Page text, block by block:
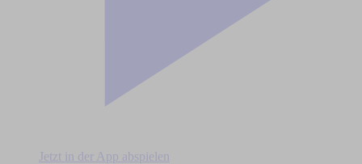
Jetzt in der App abspielen